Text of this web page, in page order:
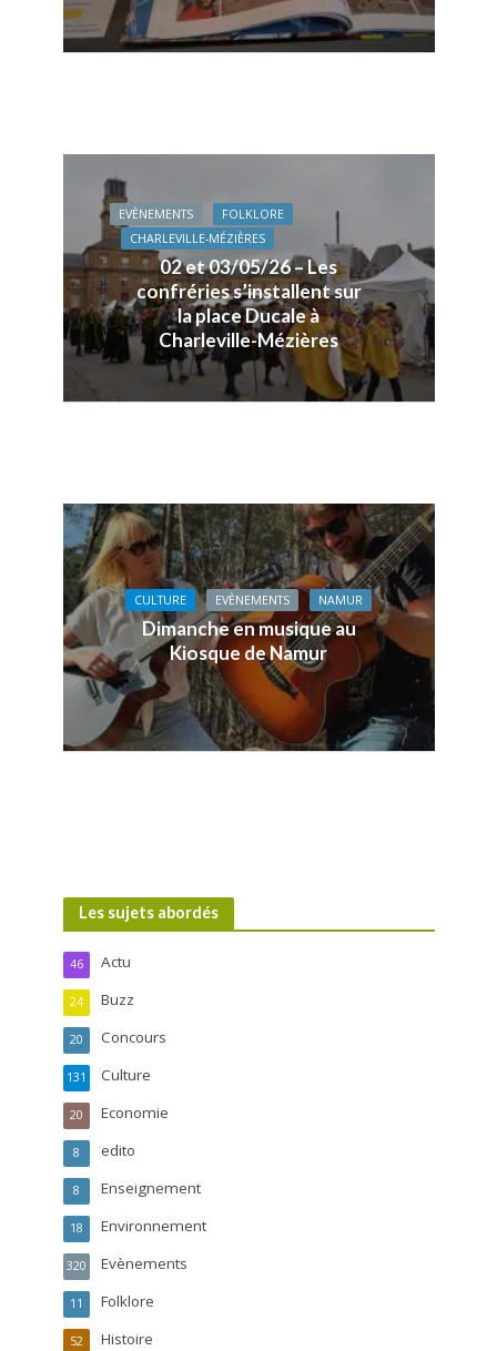
EVÈNEMENTS
FOLKLORE
CHARLEVILLE-MÉZIÈRES
02 et 03/05/26 – Les
confréries s’installent sur
la place Ducale à
Charleville-Mézières
CULTURE EVÈNEMENTS NAMUR
Dimanche en musique au
Kiosque de Namur
Les sujets abordés
Actu
46
Buzz
24
Concours
20
Culture
131
Economie
20
edito
8
Enseignement
8
Environnement
18
Evènements
320
Folklore
11
Histoire
52